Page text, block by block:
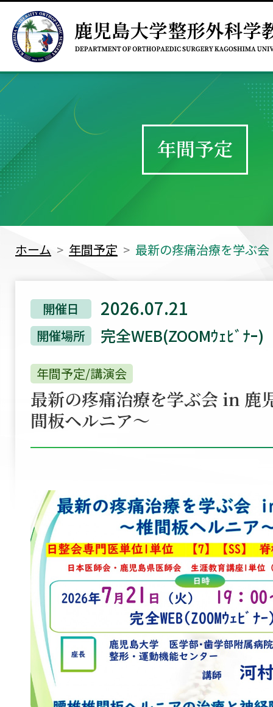
年間予定
ホーム 年間予定 最新の疼痛治療を学ぶ
開催日 2026.07.21
開催場所 完全WEB(ZOOMｳｪﾋﾞﾅｰ)
年間予定/講演会
最新の疼痛治療を学ぶ会 in
間板ヘルニア～